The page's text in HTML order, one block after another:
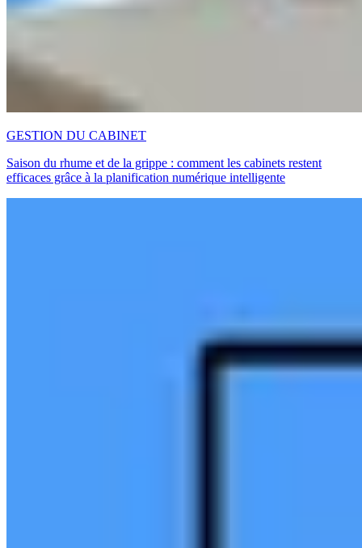
GESTION DU CABINET
Saison du rhume et de la grippe : comment les cabinets restent
efficaces grâce à la planification numérique intelligente